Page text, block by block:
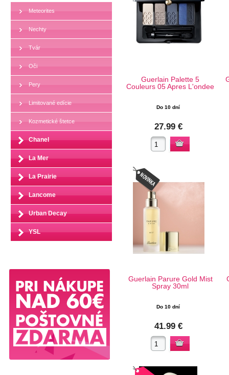
Meteorites
Nechty
Tvár
Oči
Pery
Limitované edície
Kozmetické štetce
Chanel
La Mer
La Prairie
Lancome
Urban Decay
YSL
Guerlain Palette 5
Couleurs 05 Apres L'ondee
Do 10 dní
27.99 €
Guerlain Parure Gold Mist
Spray 30ml
Do 10 dní
41.99 €